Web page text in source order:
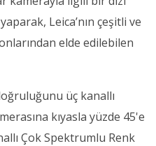
Leica’nın çeşitli ve
elde edilebilen
üç kanallı
kıyasla yüzde 45'e
Çok Spektrumlu Renk